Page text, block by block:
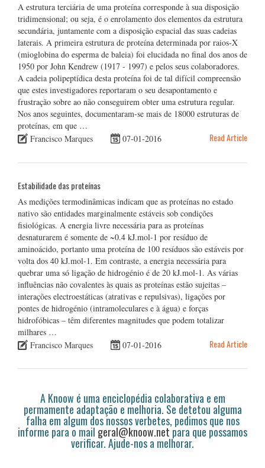
A estrutura terciária de uma proteína corresponde à sua disposição
tridimensional; ou seja, é o enrolamento dos elementos da estrutura
secundária, juntamente com a disposição espacial das suas cadeias
laterais. A primeira estrutura de proteína determinada por raios-X
(mioglobina do esperma de baleia) foi elucidada no final dos anos de
1950 por John Kendrew (1917 - 1997) e pelos seus colaboradores.
A cadeia polipeptídica desta proteína foi de tal difícil compreensão
que estes investigadores reportaram o seu desapontamento e
frustração sobre ao não conseguirem obter uma estrutura regular.
Nos anos seguintes, documentaram-se mais de 18000 estruturas de
proteínas, em que …
Francisco Marques
07-01-2016 Read Article
Estabilidade das proteínas
As medições termodinâmicas indicam que as proteínas no estado
nativo são entidades marginalmente estáveis sob condições
fisiológicas. A energia livre necessária para as proteínas
desnaturarem é somente de ~0.4 kJ.mol-1 por resíduo de
aminoácido, portanto uma proteína de 100 resíduos são estáveis por
volta dos 40 kJ.mol-1. Em contraste, a energia necessária para
quebrar uma só ligação de hidrogénio é de 20 kJ.mol-1. As várias
influências não covalentes às quais as proteínas estão sujeitas –
interações electroestáticas (atrativas e repulsivas), ligações por
pontes de hidrogénio (intramoleculares e à água) e forças
hidrofóbicas – têm diferentes magnitudes que podem totalizar
milhares …
Francisco Marques
07-01-2016 Read Article
A Knoow é uma enciclopédia colaborativa e em
permamente adaptação e melhoria. Se detetou alguma
falha em algum dos nossos verbetes, pedimos que nos
informe para o mail geral@knoow.netpara que possamos
verificar. Ajude-nos a melhorar.